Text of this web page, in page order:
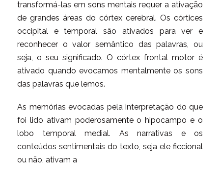
transformá-las em sons mentais requer a ativação
de grandes áreas do córtex cerebral. Os córtices
occipital e temporal são ativados para ver e
reconhecer o valor semântico das palavras, ou
seja, o seu significado. O córtex frontal motor é
ativado quando evocamos mentalmente os sons
das palavras que lemos.
As memórias evocadas pela interpretação do que
foi lido ativam poderosamente o hipocampo e o
lobo temporal medial. As narrativas e os
conteúdos sentimentais do texto, seja ele ficcional
ou não, ativam a